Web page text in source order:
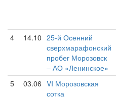
4 14.10 25-й Осенний
сверхмарафонский
пробег Морозовск
– АО «Ленинское»
5 03.06 VI Морозовская
сотка